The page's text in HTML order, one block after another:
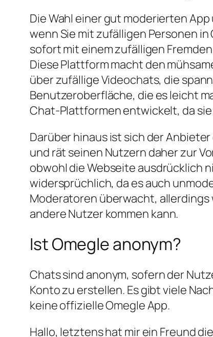
Die Wahl einer gut moderierten
wenn Sie mit zufälligen Personen
sofort mit einem zufälligen
Diese Plattform macht den
über zufällige Videochats, die
Benutzeroberfläche, die es leicht
Chat-Plattformen entwickelt, da
Darüber hinaus ist sich der
und rät seinen Nutzern daher zur
obwohl die Webseite ausdrücklich
widersprüchlich, da es auch
Moderatoren überwacht,
andere Nutzer kommen kann.
Ist Omegle anonym?
Chats sind anonym, sofern der
Konto zu erstellen. Es gibt viele
keine offizielle Omegle App.
Hallo, letztens hat mir ein Freund